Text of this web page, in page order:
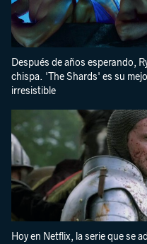
Después de años esperando,
chispa. 'The Shards' es su
irresistible
Hoy en Netflix, la serie que se